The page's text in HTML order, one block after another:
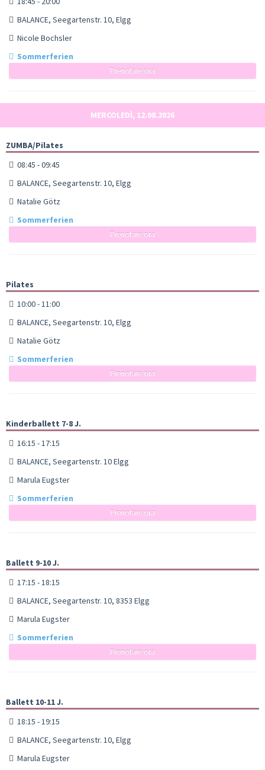
BALANCE, Seegartenstr. 10, Elgg
Nicole Bochsler
Sommerferien
Prenotare ora
MERCOLEDÌ, 12.08.2026
ZUMBA/Pilates
08:45 - 09:45
BALANCE, Seegartenstr. 10, Elgg
Natalie Götz
Sommerferien
Prenotare ora
Pilates
10:00 - 11:00
BALANCE, Seegartenstr. 10, Elgg
Natalie Götz
Sommerferien
Prenotare ora
Kinderballett 7-8 J.
16:15 - 17:15
BALANCE, Seegartenstr. 10 Elgg
Marula Eugster
Sommerferien
Prenotare ora
Ballett 9-10 J.
17:15 - 18:15
BALANCE, Seegartenstr. 10, 8353 Elgg
Marula Eugster
Sommerferien
Prenotare ora
Ballett 10-11 J.
18:15 - 19:15
BALANCE, Seegartenstr. 10, Elgg
Marula Eugster